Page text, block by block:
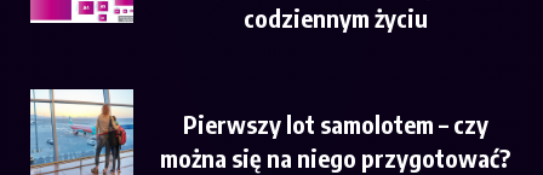
codziennym życiu
Pierwszy lot samolotem – czy
można się na niego przygotować?